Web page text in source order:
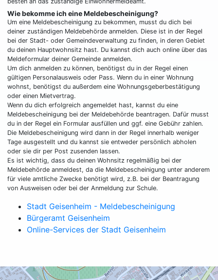
Wie bekomme ich eine Meldebescheinigung?
Um eine Meldebescheinigung zu bekommen, musst du dich bei
deiner zuständigen Meldebehörde anmelden. Diese ist in der Regel
bei der Stadt- oder Gemeindeverwaltung zu finden, in deren Gebiet
du deinen Hauptwohnsitz hast. Du kannst dich auch online über das
Meldeformular deiner Gemeinde anmelden.
Um dich anmelden zu können, benötigst du in der Regel einen
gültigen Personalausweis oder Pass. Wenn du in einer Wohnung
wohnst, benötigst du außerdem eine Wohnungsgeberbestätigung
oder einen Mietvertrag.
Wenn du dich erfolgreich angemeldet hast, kannst du eine
Meldebescheinigung bei der Meldebehörde beantragen. Dafür musst
du in der Regel ein Formular ausfüllen und ggf. eine Gebühr zahlen.
Die Meldebescheinigung wird dann in der Regel innerhalb weniger
Tage ausgestellt und du kannst sie entweder persönlich abholen
oder sie dir per Post zusenden lassen.
Es ist wichtig, dass du deinen Wohnsitz regelmäßig bei der
Meldebehörde anmeldest, da die Meldebescheinigung unter anderem
für viele amtliche Zwecke benötigt wird, z.B. bei der Beantragung
von Ausweisen oder bei der Anmeldung zur Schule.
Stadt Geisenheim - Meldebescheinigung
Bürgeramt Geisenheim
Online-Services der Stadt Geisenheim